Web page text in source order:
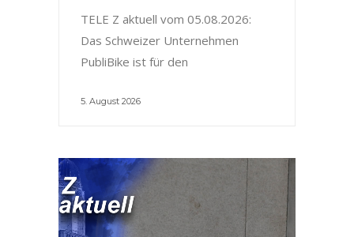
TELE Z aktuell vom 05.08.2026:
Das Schweizer Unternehmen
PubliBike ist für den
5. August 2026